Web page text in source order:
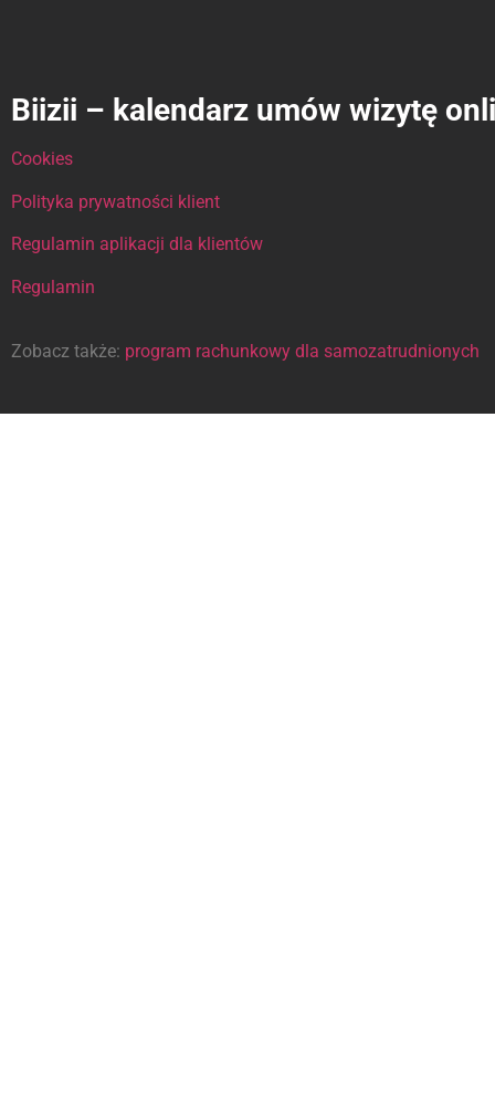
Biizii – kalendarz umów wizytę
Cookies
Polityka prywatności klient
Regulamin aplikacji dla klientów
Regulamin
Zobacz także: program rachunkowy dla samozatrudnionych